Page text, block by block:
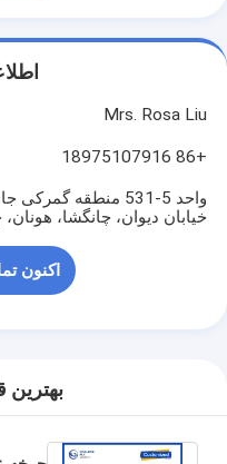
Mrs. Rosa Liu
+86 18975107916
خیابان دیوان، چانگشا،
اکنون
بهترين